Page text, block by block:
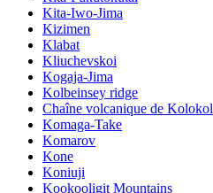
Kita-Iwo-Jima
Kizimen
Klabat
Kliuchevskoi
Kogaja-Jima
Kolbeinsey ridge
Chaîne volcanique de Kolokol
Komaga-Take
Komarov
Kone
Koniuji
Kookooligit Mountains